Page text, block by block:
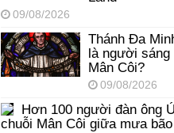
09/08/2026
Thánh Đa
là người sáng
Mân Côi?
09/08/2026
Hơn 100 người đàn ông
chuỗi Mân Côi giữa mưa bão